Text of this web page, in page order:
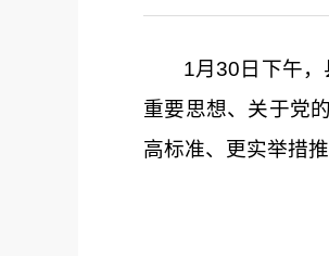
1月30日下午
重要思想、关于党的
高标准、更实举措